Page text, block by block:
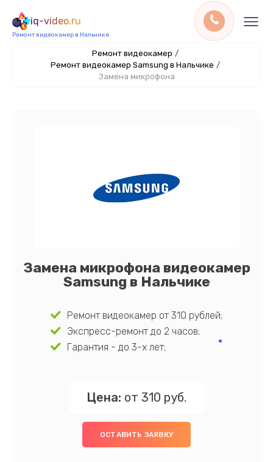
iq-video.ru
Ремонт видеокамер в Нальчике
Ремонт видеокамер /
Ремонт видеокамер Samsung в Нальчике /
Замена микрофона
Замена микрофона видеокамер
Samsung в Нальчике
Ремонт видеокамер от 310 рублей;
Экспресс-ремонт до 2 часов;
Гарантия - до 3-х лет;
Цена: от 310 руб.
ОСТАВИТЬ ЗАЯВКУ